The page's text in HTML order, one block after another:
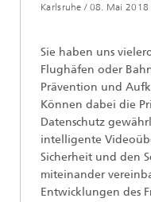
Karlsruhe / 08. Mai 2018
Sie haben uns
Flughäfen oder
Prävention und
Können dabei die
Datenschutz
intelligente
Sicherheit und den
miteinander
Entwicklungen des